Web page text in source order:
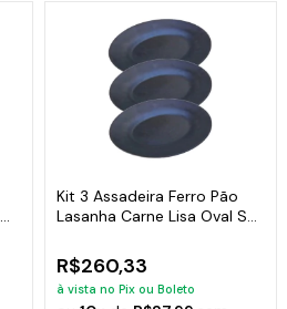
Kit 3 Assadeira Ferro Pão
Lasanha Carne Lisa Oval ST
R$260,33
à vista no Pix ou Boleto